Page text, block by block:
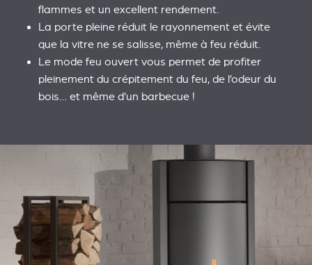
flammes et un excellent rendement.
La porte pleine réduit le rayonnement et évite
que la vitre ne se salisse, même à feu réduit.
Le mode feu ouvert vous permet de profiter
pleinement du crépitement du feu, de l’odeur du
bois… et même d’un barbecue !